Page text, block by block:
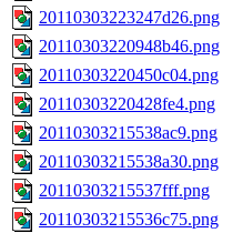
20110303223247d26.png
20110303220948b46.png
20110303220450c04.png
20110303220428fe4.png
20110303215538ac9.png
20110303215538a30.png
20110303215537fff.png
20110303215536c75.png